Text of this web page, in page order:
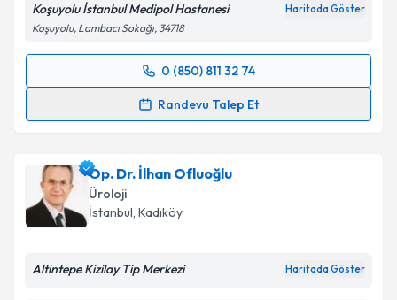
Kişisel verilerimin işlenmesine ilişkin
Aydınlatma
Metni'ni okudum ve kişisel verilerimin belirtilen
Takvim Talebini Gönder
Koşuyolu İstanbul Medipol Hastanesi Haritada Göster
Koşuyolu, Lambacı Sokağı, 34718
0 (850) 811 32 74
Randevu Talep Et
Randevu Takvimi Talebi
takvim hazırlandığında e-posta ile bilgilendireceğiz.
E-posta Adresiniz
Kişisel verilerimin işlenmesine ilişkinAydınlatma
Op. Dr. İlhan Ofluoğlu
Üroloji
İstanbul, Kadıköy
Altintepe Kizilay Tip Merkezi Haritada Göster